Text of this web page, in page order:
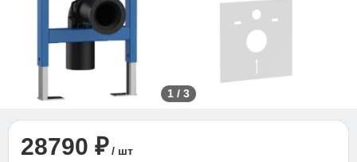
1 / 3
28790 ₽ / шт